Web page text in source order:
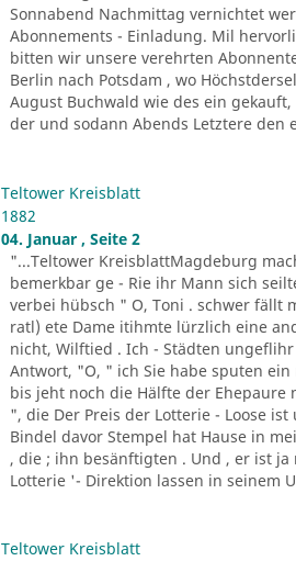
Sonnabend Nachmittag vernichtet
Abonnements - Einladung. Mil
bitten wir unsere verehrten
Berlin nach Potsdam , wo
August Buchwald wie des ein
der und sodann Abends Letztere den
Teltower Kreisblatt
1882
04. Januar , Seite 2
"...Teltower KreisblattMagdeburg
bemerkbar ge - Rie ihr Mann sich
verbei hübsch " O, Toni . schwer fällt
ratl) ete Dame itihmte lürzlich eine
nicht, Wilftied . Ich - Städten
Antwort, "O, " ich Sie habe sputen
bis jeht noch die Hälfte der Ehepaure
", die Der Preis der Lotterie - Loose
Bindel davor Stempel hat Hause in
, die ; ihn besänftigten . Und , er ist
Lotterie '- Direktion lassen in seinem
Teltower Kreisblatt